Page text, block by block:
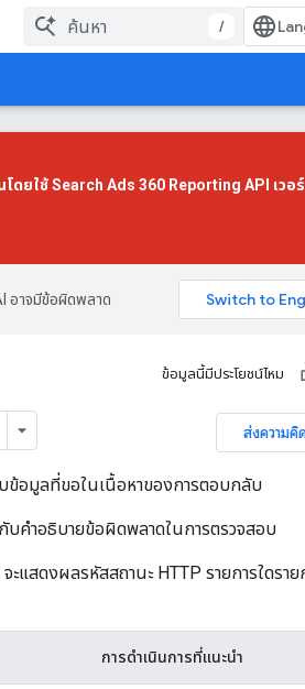
/
โดยใช้Search Ads 360 Reporting API เวอ
อาจมีข้อผิดพลาด
ข้อมูลนี้มีประโยชน์ไหม
ส่งความคิ
อมูลที่ขอในเนื้อหาของการตอบกลับ
บคำอธิบายข้อผิดพลาดในการตรวจสอบ
ะแสดงผลรหัสสถานะ HTTP รายการใดรา
การดำเนินการที่แนะนำ